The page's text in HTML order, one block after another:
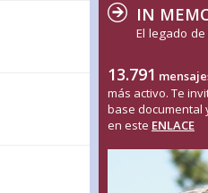
IN
El legado de
13.791
más activo. Te
base documental
en este ENLACE